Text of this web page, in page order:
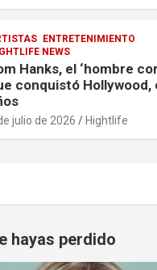
ENTRETENIMIENTO
NEWS
Hanks, el ‘hombre
conquistó Hollywood,
julio de 2026 Hightlife
hayas perdido